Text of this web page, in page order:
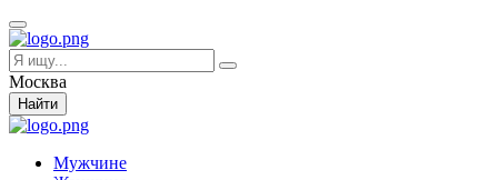
Москва
Найти
Мужчине